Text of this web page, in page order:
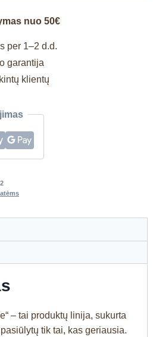
nuo 50€
per 1–2 d.d.
garantija
klientų
– tai produktų linija, sukurta
tik tai, kas geriausia.